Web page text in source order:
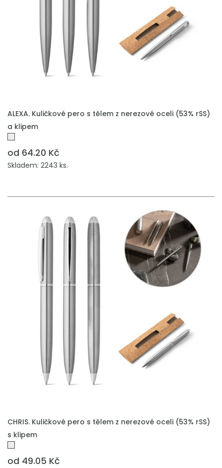
PŘIDAT DO POPTÁVKY
ALEXA. Kuličkové pero s tělem z nerezové oceli (53% rSS)
a klipem
od 64.20 Kč
Skladem: 2243 ks.
PŘIDAT DO POPTÁVKY
CHRIS. Kuličkové pero s tělem z nerezové oceli (53% rSS)
s klipem
od 49.05 Kč